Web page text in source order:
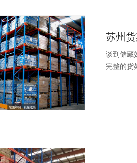
苏州
谈到储藏
完整的货